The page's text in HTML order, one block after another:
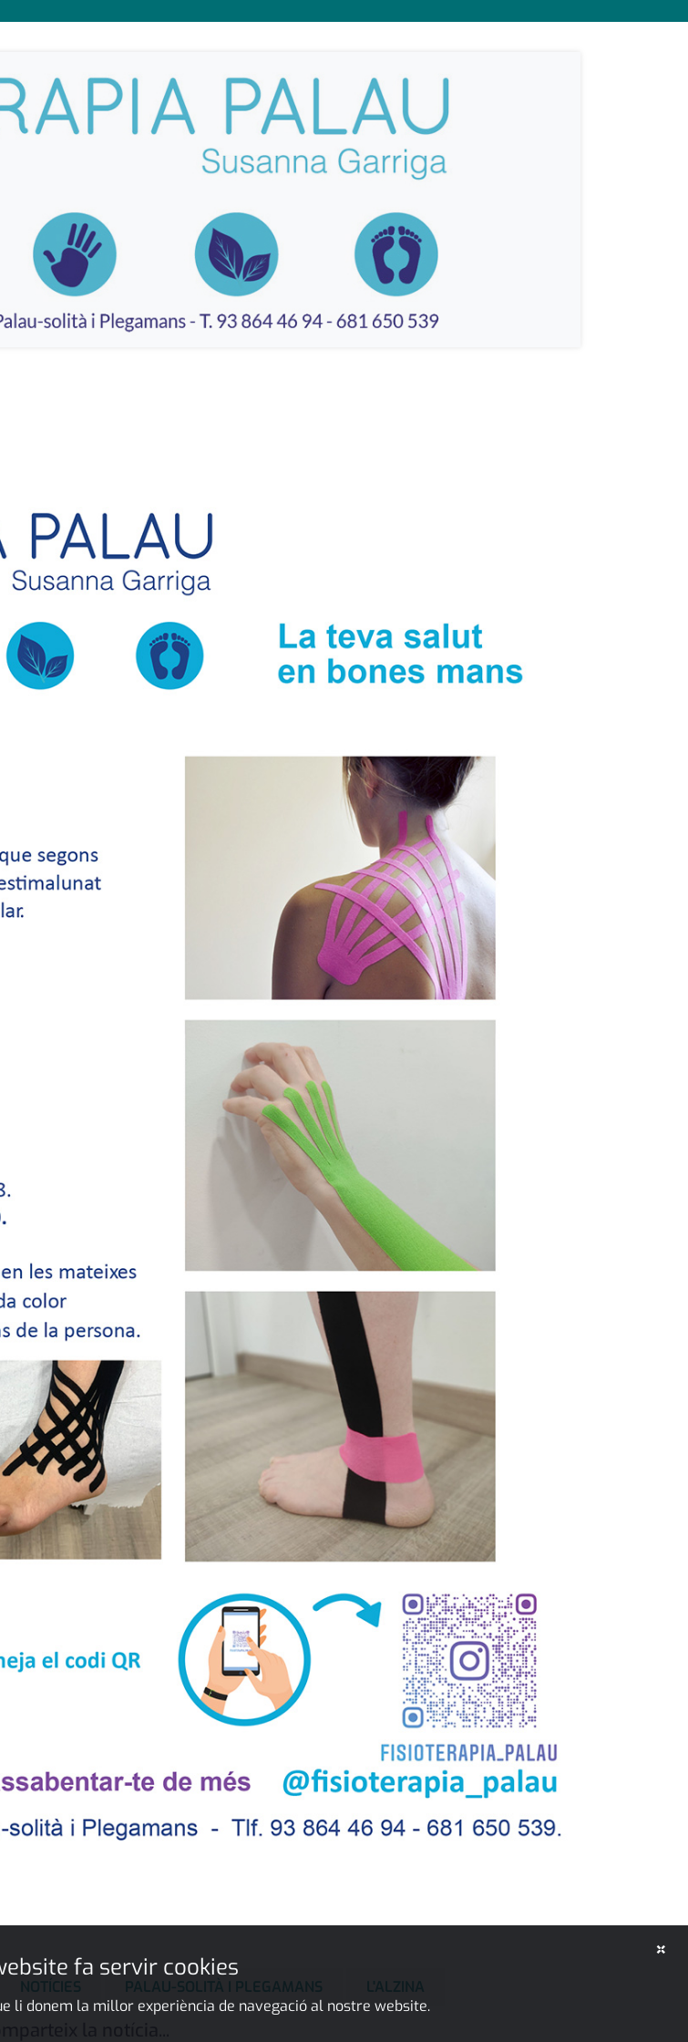
NOTÍCIES PALAU-SOLITÀ I PLEGAMANS L'ALZINA
×
fa servir cookies
li donem la millor experiència de navegació al nostre website.